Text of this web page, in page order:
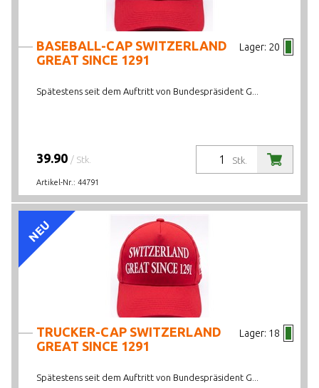
Lager: 20
BASEBALL-CAP SWITZERLAND
GREAT SINCE 1291
Spätestens seit dem Auftritt von Bundespräsident G...
Stk.
39.90 / Stk.
Artikel-Nr.: 44791
NEU
Lager: 18
TRUCKER-CAP SWITZERLAND
GREAT SINCE 1291
Spätestens seit dem Auftritt von Bundespräsident G...